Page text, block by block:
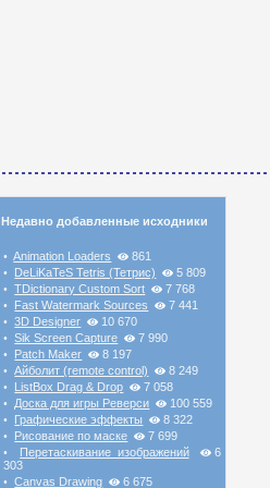
Недавно добавленные исходники
• Animation Loaders 861
• DeLiKaTeS Tetris (Тетрис) 5 809
• TDictionary Custom Sort 7 768
• Fast Watermark Sources 7 441
• 3D Designer 10 670
• Sik Screen Capture 7 990
• Patch Maker 8 197
• Айболит (remote control) 8 249
• ListBox Drag & Drop 7 058
• Доска для игры Реверси 100 559
• Графические эффекты 8 322
• Рисование по маске 7 699
• Перетаскивание изображений
6
303
• Canvas Drawing 6 675